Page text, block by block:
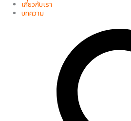
เกี่ยวกับเรา
บทความ